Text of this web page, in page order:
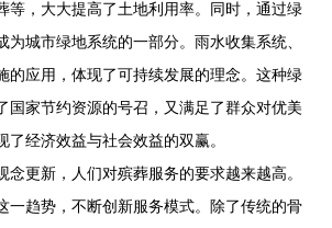
等，大大提高了土地利用率。同时，通过绿
为城市绿地系统的一部分。雨水收集系统、
的应用，体现了可持续发展的理念。这种绿
国家节约资源的号召，又满足了群众对优美
了经济效益与社会效益的双赢。
念更新，人们对殡葬服务的要求越来越高。
一趋势，不断创新服务模式。除了传统的骨